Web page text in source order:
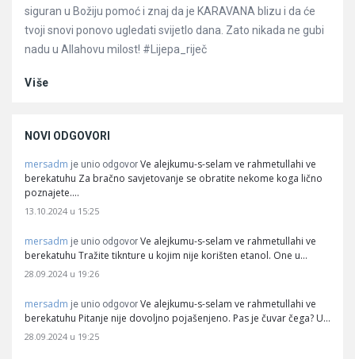
siguran u Božiju pomoć i znaj da je KARAVANA blizu i da će
tvoji snovi ponovo ugledati svijetlo dana. Zato nikada ne gubi
nadu u Allahovu milost! #Lijepa_riječ
Više
NOVI ODGOVORI
mersadm je unio odgovor Ve alejkumu-s-selam ve rahmetullahi ve
berekatuhu Za bračno savjetovanje se obratite nekome koga lično
poznajete.…
13.10.2024 u 15:25
mersadm je unio odgovor Ve alejkumu-s-selam ve rahmetullahi ve
berekatuhu Tražite tiknture u kojim nije korišten etanol. One u…
28.09.2024 u 19:26
mersadm je unio odgovor Ve alejkumu-s-selam ve rahmetullahi ve
berekatuhu Pitanje nije dovoljno pojašenjeno. Pas je čuvar čega? U…
28.09.2024 u 19:25